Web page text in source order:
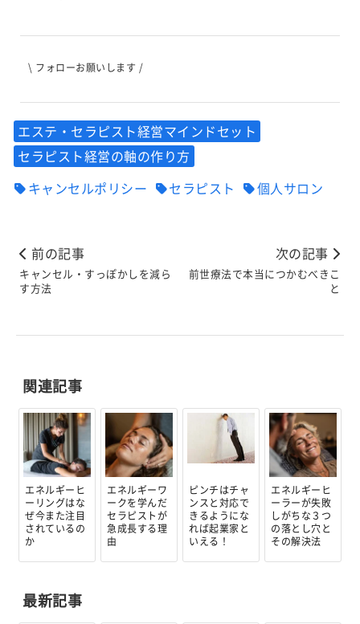
\ フォローお願いします /
エステ・セラピスト経営マインドセット
セラピスト経営の軸の作り方
キャンセルポリシー
セラピスト 個人サロン
前の記事
キャンセル・すっぽかしを減ら
す方法
次の記事
前世療法で本当につかむべきこ
と
関連記事
エネルギーヒ
ーリングはな
ぜ今また注目
されているの
か
エネルギーワ
ークを学んだ
セラピストが
急成長する理
由
ピンチはチャ
ンスと対応で
きるようにな
れば起業家と
いえる！
エネルギーヒ
ーラーが失敗
しがちな３つ
の落とし穴と
その解決法
最新記事